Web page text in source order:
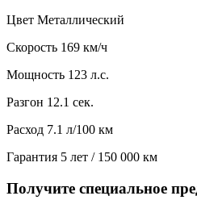
Цвет Металлический
Скорость 169 км/ч
Мощность 123 л.с.
Разгон 12.1 сек.
Расход 7.1 л/100 км
Гарантия 5 лет / 150 000 км
Получите специальное